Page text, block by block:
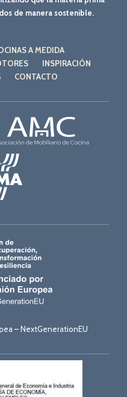
de manera sostenible.
A MEDIDA
INSPIRACIÓN
CONTACTO
– NextGenerationEU